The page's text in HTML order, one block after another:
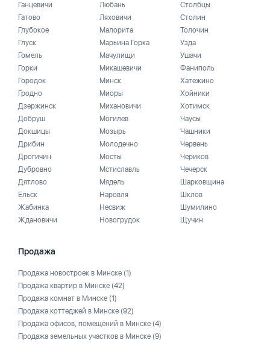
Ганцевичи
Гатово
Глубокое
Глуск
Гомель
Горки
Городок
Гродно
Дзержинск
Добруш
Докшицы
Дрибин
Дрогичин
Дубровно
Дятлово
Ельск
Жабинка
Ждановичи
Любань
Ляховичи
Малорита
Марьина Горка
Мачулищи
Микашевичи
Минск
Миоры
Михановичи
Могилев
Мозырь
Молодечно
Мосты
Мстиславль
Мядель
Наровля
Несвиж
Новогрудок
Столбцы
Столин
Толочин
Узда
Ушачи
Фаниполь
Хатежино
Хойники
Хотимск
Чаусы
Чашники
Червень
Чериков
Чечерск
Шарковщина
Шклов
Шумилино
Щучин
Продажа
Продажа новостроек в Минске (1)
Продажа квартир в Минске (42)
Продажа комнат в Минске (1)
Продажа коттеджей в Минске (92)
Продажа офисов, помещений в Минске (4)
Продажа земельных участков в Минске (9)